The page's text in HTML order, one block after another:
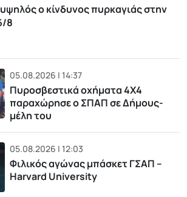
ο κίνδυνος πυρκαγιάς στην
8
05.08.2026 | 14:37
Πυροσβεστικά οχήματα 4Χ4
παραχώρησε ο ΣΠΑΠ σε Δήμους-
μέλη του
05.08.2026 | 12:03
Φιλικός αγώνας μπάσκετ ΓΣΑΠ –
Harvard University